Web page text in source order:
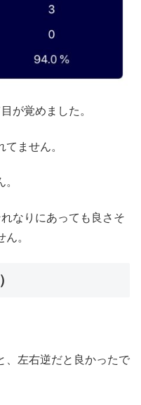
が覚めました。
ません。
なりにあっても良さそ
。
、左右逆だと良かったで